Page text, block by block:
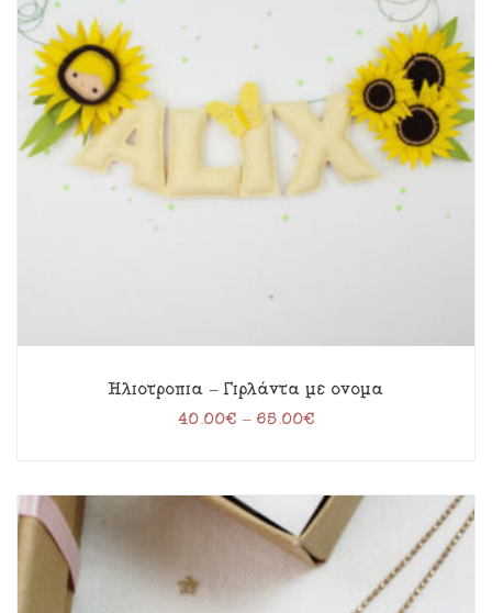
Ηλιοτρόπια – Γιρλάντα με όνομα
40.00€ – 65.00€